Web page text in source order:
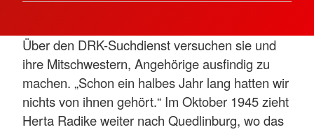
Über den DRK-Suchdienst versuchen sie und
ihre Mitschwestern, Angehörige ausfindig zu
machen. „Schon ein halbes Jahr lang hatten wir
nichts von ihnen gehört.“ Im Oktober 1945 zieht
Herta Radike weiter nach Quedlinburg, wo das